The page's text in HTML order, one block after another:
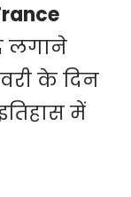
लगाने
के दिन
में